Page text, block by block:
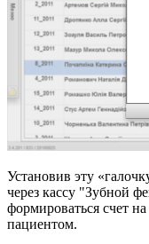
Установив эту
через кассу "Зубной
формироваться счет
пациентом.